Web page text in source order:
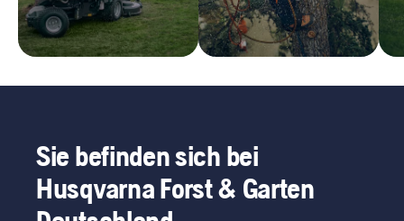
Sie befinden sich bei
Husqvarna Forst & Garten